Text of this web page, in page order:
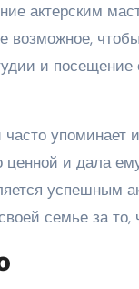
актерским
возможное,
и посещение
упоминает
ценной и дала
успешным
семье за то,